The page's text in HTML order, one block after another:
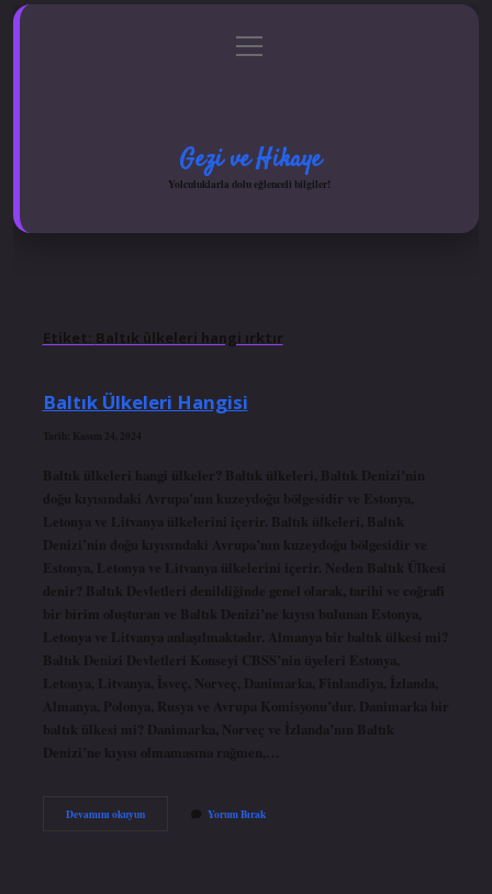
Gizlilik Politikası
menüyü
aç
Gezi ve Hikaye
Yolculuklarla dolu eğlenceli bilgiler!
Etiket: Baltık ülkeleri hangi ırktır
Baltık Ülkeleri Hangisi
Tarih: Kasım 24, 2024
Baltık ülkeleri hangi ülkeler? Baltık ülkeleri, Baltık Denizi’nin
doğu kıyısındaki Avrupa’nın kuzeydoğu bölgesidir ve Estonya,
Letonya ve Litvanya ülkelerini içerir. Baltık ülkeleri, Baltık
Denizi’nin doğu kıyısındaki Avrupa’nın kuzeydoğu bölgesidir ve
Estonya, Letonya ve Litvanya ülkelerini içerir. Neden Baltık Ülkesi
denir? Baltık Devletleri denildiğinde genel olarak, tarihi ve coğrafi
bir birim oluşturan ve Baltık Denizi’ne kıyısı bulunan Estonya,
Letonya ve Litvanya anlaşılmaktadır. Almanya bir baltık ülkesi mi?
Baltık Denizi Devletleri Konseyi CBSS’nin üyeleri Estonya,
Letonya, Litvanya, İsveç, Norveç, Danimarka, Finlandiya, İzlanda,
Almanya, Polonya, Rusya ve Avrupa Komisyonu’dur. Danimarka bir
baltık ülkesi mi? Danimarka, Norveç ve İzlanda’nın Baltık
Denizi’ne kıyısı olmamasına rağmen,…
Devamını okuyunBaltık
Yorum Bırak